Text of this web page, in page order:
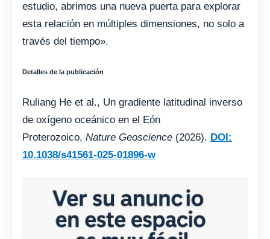
estudio, abrimos una nueva puerta para explorar
esta relación en múltiples dimensiones, no solo a
través del tiempo».
Detalles de la publicación
Ruliang He et al., Un gradiente latitudinal inverso
de oxígeno oceánico en el Eón
Proterozoico, Nature Geoscience (2026). DOI:
10.1038/s41561-025-01896-w